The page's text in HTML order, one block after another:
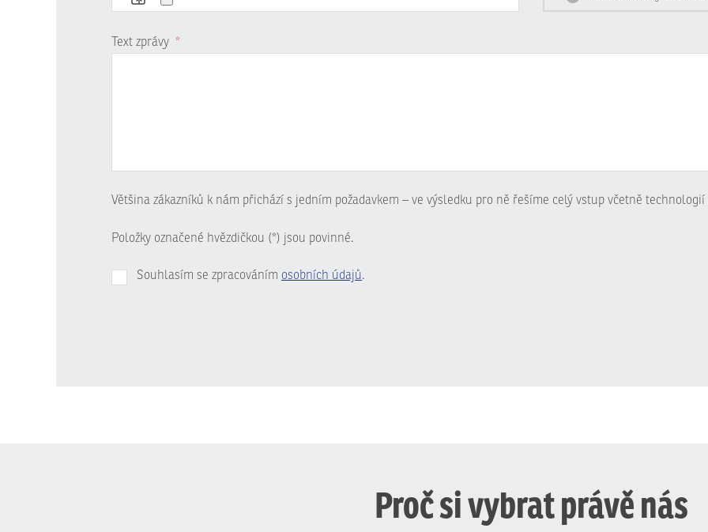
Text zprávy *
Většina zákazníků k nám přichází s jedním požadavkem – ve výsledku pro ně řešíme celý vstup včetně
Položky označené hvězdičkou (*) jsou povinné.
Souhlasím se zpracováním osobních údajů.
Proč si vybrat právě nás